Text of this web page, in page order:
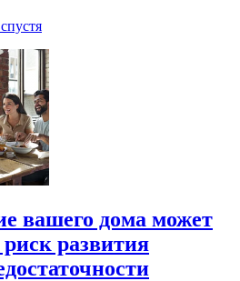
вашего дома может
развития